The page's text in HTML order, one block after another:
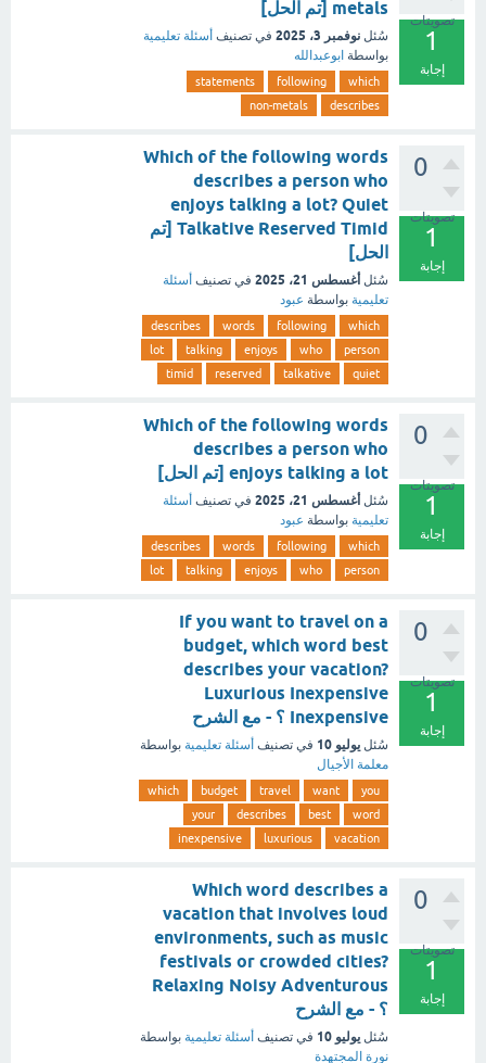
تصويتات
1
إجابة
metals [تم الحل]
سُئل نوفمبر 3، 2025 في تصنيف أسئلة تعليمية
بواسطة ابوعبدالله
which
following
statements
describes
non-metals
0
تصويتات
1
إجابة
Which of the following words
describes a person who
enjoys talking a lot? Quiet
Talkative Reserved Timid [تم
الحل]
سُئل أغسطس 21، 2025 في تصنيف أسئلة
تعليمية بواسطة عبود
which
following
words
describes
person
who
enjoys
talking
lot
quiet
talkative
reserved
timid
0
تصويتات
1
إجابة
Which of the following words
describes a person who
enjoys talking a lot [تم الحل]
سُئل أغسطس 21، 2025 في تصنيف أسئلة
تعليمية بواسطة عبود
which
following
words
describes
person
who
enjoys
talking
lot
0
تصويتات
1
إجابة
If you want to travel on a
budget, which word best
describes your vacation?
Luxurious Inexpensive
Inexpensive ؟ - مع الشرح
سُئل يوليو 10 في تصنيف أسئلة تعليمية بواسطة
معلمة الأجيال
you
want
travel
budget
which
word
best
describes
your
vacation
luxurious
inexpensive
0
تصويتات
1
إجابة
Which word describes a
vacation that involves loud
environments, such as music
festivals or crowded cities?
Relaxing Noisy Adventurous
؟ - مع الشرح
سُئل يوليو 10 في تصنيف أسئلة تعليمية بواسطة
نورة المجتهدة